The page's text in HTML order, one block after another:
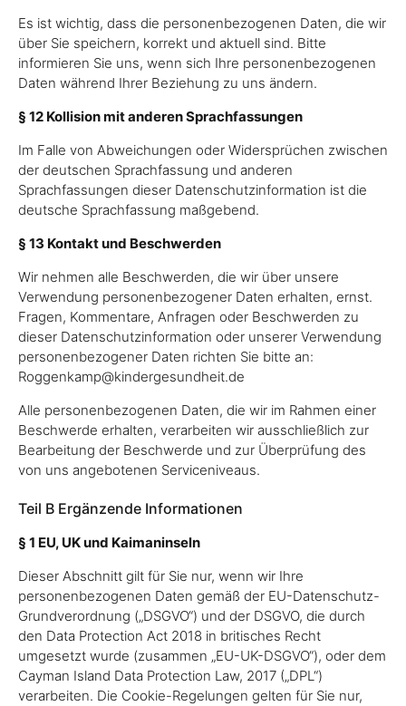
Es ist wichtig, dass die personenbezogenen Daten, die wir
über Sie speichern, korrekt und aktuell sind. Bitte
informieren Sie uns, wenn sich Ihre personenbezogenen
Daten während Ihrer Beziehung zu uns ändern.
§ 12 Kollision mit anderen Sprachfassungen
Im Falle von Abweichungen oder Widersprüchen zwischen
der deutschen Sprachfassung und anderen
Sprachfassungen dieser Datenschutzinformation ist die
deutsche Sprachfassung maßgebend.
§ 13 Kontakt und Beschwerden
Wir nehmen alle Beschwerden, die wir über unsere
Verwendung personenbezogener Daten erhalten, ernst.
Fragen, Kommentare, Anfragen oder Beschwerden zu
dieser Datenschutzinformation oder unserer Verwendung
personenbezogener Daten richten Sie bitte an:
Roggenkamp@kindergesundheit.de
Alle personenbezogenen Daten, die wir im Rahmen einer
Beschwerde erhalten, verarbeiten wir ausschließlich zur
Bearbeitung der Beschwerde und zur Überprüfung des
von uns angebotenen Serviceniveaus.
Teil B Ergänzende Informationen
§ 1 EU, UK und Kaimaninseln
Dieser Abschnitt gilt für Sie nur, wenn wir Ihre
personenbezogenen Daten gemäß der EU-Datenschutz-
Grundverordnung („DSGVO“) und der DSGVO, die durch
den Data Protection Act 2018 in britisches Recht
umgesetzt wurde (zusammen „EU-UK-DSGVO“), oder dem
Cayman Island Data Protection Law, 2017 („DPL“)
verarbeiten. Die Cookie-Regelungen gelten für Sie nur,